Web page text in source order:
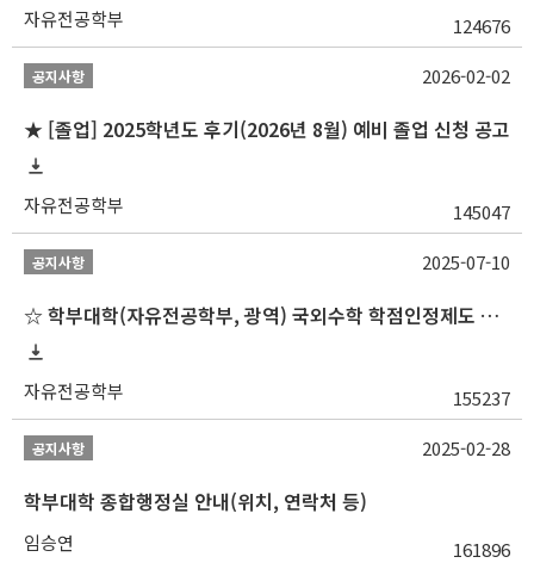
자유전공학부 124676
공지사항
★ [졸업] 2025학년도 후기(2026년 8월) 예비 졸업 신청 공고
자유전공학부 145047
2026-02-02
공지사항
☆ 학부대학(자유전공학부, 광역) 국외수학 학점인정제도 변경 안내(2025-2학기 파견학생부터)
자유전공학부 155237
2025-07-10
공지사항
학부대학 종합행정실 안내(위치, 연락처 등)
임승연 161896
2025-02-28